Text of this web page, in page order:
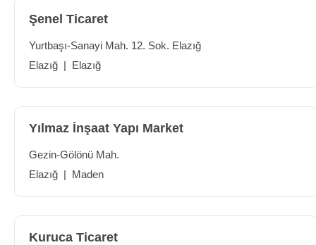
Şenel Ticaret
Yurtbaşı-Sanayi Mah. 12. Sok. Elazığ
Elazığ | Elazığ
Yılmaz İnşaat Yapı Market
Gezin-Gölönü Mah.
Elazığ | Maden
Kuruca Ticaret